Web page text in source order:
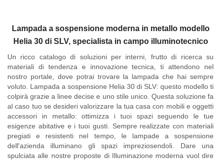
Lampada a sospensione moderna in metallo modello
Helia 30 di SLV, specialista in campo illuminotecnico
Un ricco catalogo di soluzioni per interni, frutto di ricerca su
materiali di tendenza e innovazione tecnica, ti attendono nel
nostro portale, dove potrai trovare la lampada che hai sempre
voluto. Lampada a sospensione Helia 30 di SLV: questo modello ti
colpirà grazie a linee decise e uno stile unico. Questa soluzione fa
al caso tuo se desideri valorizzare la tua casa con mobili e oggetti
accessori in metallo: ottimizza i tuoi spazi seguendo le tue
esigenze abitative e i tuoi gusti. Sempre realizzate con materiali
pregiati e resistenti nel tempo, le lampade a sospensione
dell'azienda illuminano gli spazi impreziosendoli. Dare una
spulciata alle nostre proposte di Illuminazione moderna vuol dire